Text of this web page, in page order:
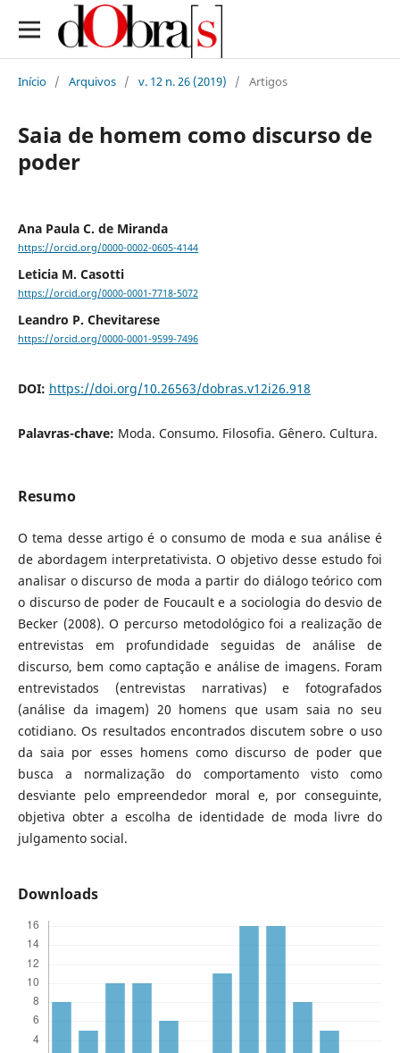
Início / Arquivos / v. 12 n. 26 (2019) / Artigos
Saia de homem como discurso de
poder
Ana Paula C. de Miranda
https://orcid.org/0000-0002-0605-4144
Leticia M. Casotti
https://orcid.org/0000-0001-7718-5072
Leandro P. Chevitarese
https://orcid.org/0000-0001-9599-7496
DOI: https://doi.org/10.26563/dobras.v12i26.918
Palavras-chave: Moda. Consumo. Filosofia. Gênero. Cultura.
Resumo
O tema desse artigo é o consumo de moda e sua análise é
de abordagem interpretativista. O objetivo desse estudo foi
analisar o discurso de moda a partir do diálogo teórico com
o discurso de poder de Foucault e a sociologia do desvio de
Becker (2008). O percurso metodológico foi a realização de
entrevistas em profundidade seguidas de análise de
discurso, bem como captação e análise de imagens. Foram
entrevistados (entrevistas narrativas) e fotografados
(análise da imagem) 20 homens que usam saia no seu
cotidiano. Os resultados encontrados discutem sobre o uso
da saia por esses homens como discurso de poder que
busca a normalização do comportamento visto como
desviante pelo empreendedor moral e, por conseguinte,
objetiva obter a escolha de identidade de moda livre do
julgamento social.
Downloads